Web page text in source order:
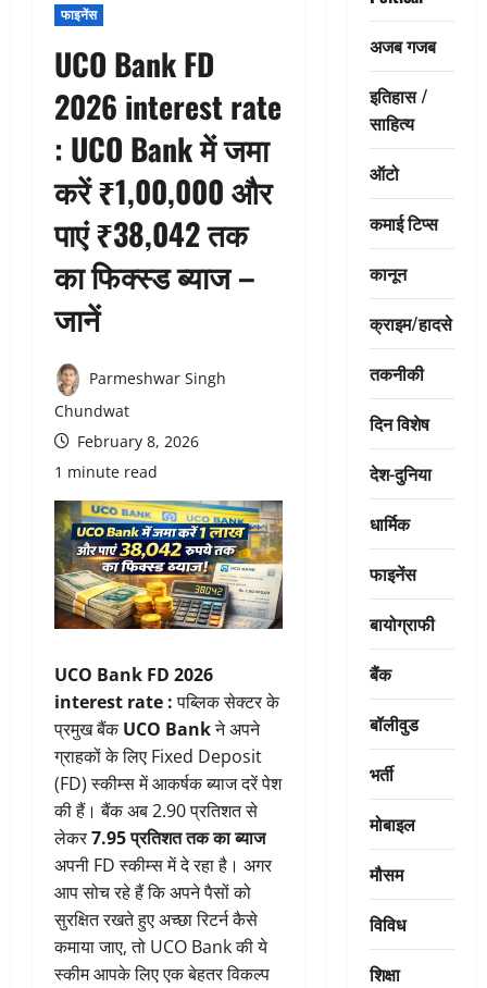
फाइनेंस
UCO Bank FD
2026 interest rate
: UCO Bank में जमा
करें ₹1,00,000 और
पाएं ₹38,042 तक
का फिक्स्ड ब्याज –
जानें
Parmeshwar Singh
Chundwat
February 8, 2026
1 minute read
UCO Bank FD 2026
interest rate :पब्लिक सेक्टर के
प्रमुख बैंकUCO Bankने अपने
ग्राहकों के लिए Fixed Deposit
(FD) स्कीम्स में आकर्षक ब्याज दरें पेश
की हैं। बैंक अब 2.90 प्रतिशत से
लेकर7.95 प्रतिशत तक का ब्याज
अपनी FD स्कीम्स में दे रहा है। अगर
आप सोच रहे हैं कि अपने पैसों को
सुरक्षित रखते हुए अच्छा रिटर्न कैसे
कमाया जाए, तो UCO Bank की ये
स्कीम आपके लिए एक बेहतर विकल्प
अजब गजब
इतिहास /
साहित्य
ऑटो
कमाई टिप्स
कानून
क्राइम/हादसे
तकनीकी
दिन विशेष
देश-दुनिया
धार्मिक
फाइनेंस
बायोग्राफी
बैंक
बॉलीवुड
भर्ती
मोबाइल
मौसम
विविध
शिक्षा